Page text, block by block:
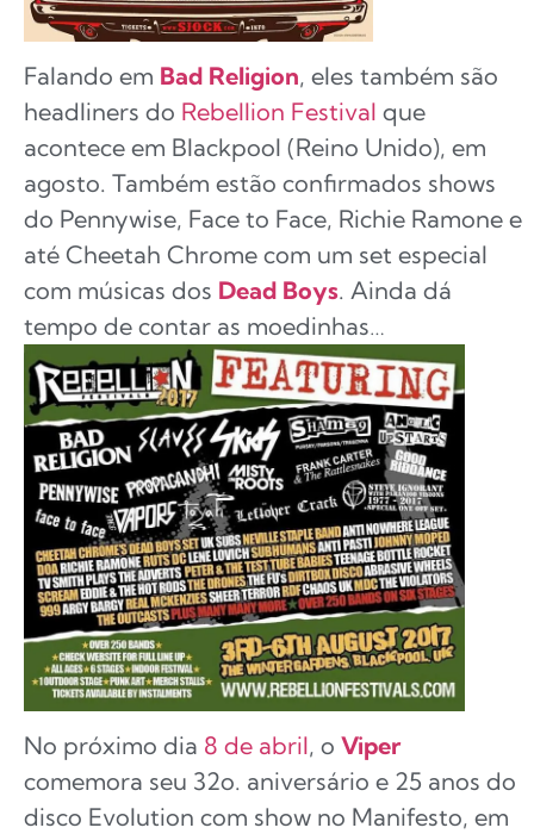
Falando em Bad Religion, eles também são
headliners do Rebellion Festival que
acontece em Blackpool (Reino Unido), em
agosto. Também estão confirmados shows
do Pennywise, Face to Face, Richie Ramone e
até Cheetah Chrome com um set especial
com músicas dos Dead Boys. Ainda dá
tempo de contar as moedinhas…
No próximo dia 8 de abril, o Viper
comemora seu 32o. aniversário e 25 anos do
disco Evolution com show no Manifesto, em